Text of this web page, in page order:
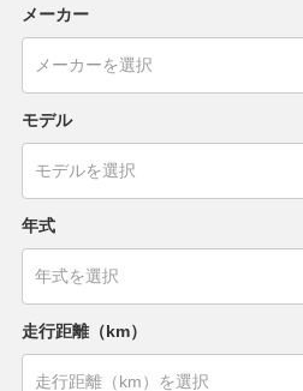
メーカー
モデル
年式
走行距離（km）